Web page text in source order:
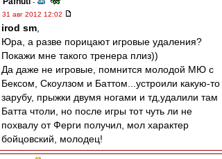
-
31 авг 2012 12:02
irod sm
Юра, а разве порицают игровые удаления?
Покажи мне такого тренера плиз))
Да даже не игровые, помнится молодой МЮ с
Бексом, Скоулзом и Баттом...устроили какую-то
зарубу, прыжки двумя ногами и тд,удалили там
Батта чтоли, но после игры тот чуть ли не
похвалу от Ферги получил, мол характер
бойцовский, молодец!